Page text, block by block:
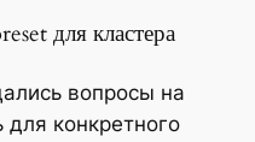
для кластера
вопросы на
для конкретного